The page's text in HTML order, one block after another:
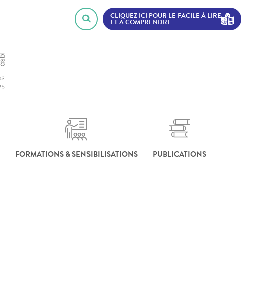
CLIQUEZ ICI POUR LE FACILE À LIRE
ET À COMPRENDRE
FORMATIONS & SENSIBILISATIONS PUBLICATIONS